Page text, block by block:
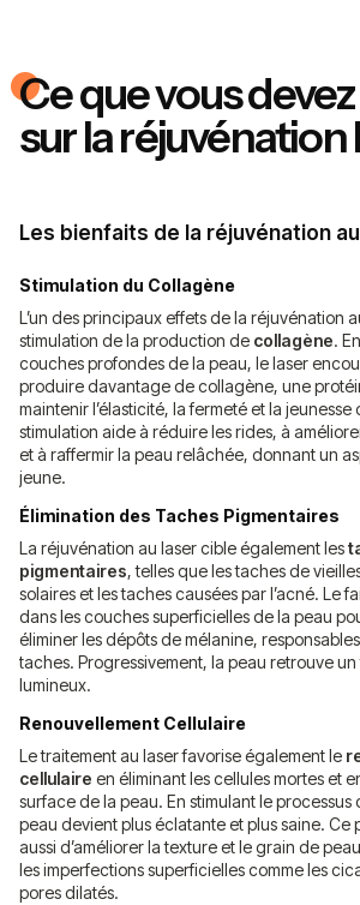
Ce que vous
sur la réjuvénation
Les bienfaits de la réjuvénation
Stimulation du Collagène
L’un des principaux effets de la réjuvénation
stimulation de la production de collagène.
couches profondes de la peau, le laser
produire davantage de collagène, une
maintenir l’élasticité, la fermeté et la
stimulation aide à réduire les rides, à
et à raffermir la peau relâchée, donnant un
jeune.
Élimination des Taches Pigmentaires
La réjuvénation au laser cible également les
pigmentaires, telles que les taches de
solaires et les taches causées par l’acné. Le
dans les couches superficielles de la peau
éliminer les dépôts de mélanine,
taches. Progressivement, la peau retrouve
lumineux.
Renouvellement Cellulaire
Le traitement au laser favorise également le
cellulaire en éliminant les cellules mortes et
surface de la peau. En stimulant le
peau devient plus éclatante et plus saine. Ce
aussi d’améliorer la texture et le grain de
les imperfections superficielles comme les
pores dilatés.